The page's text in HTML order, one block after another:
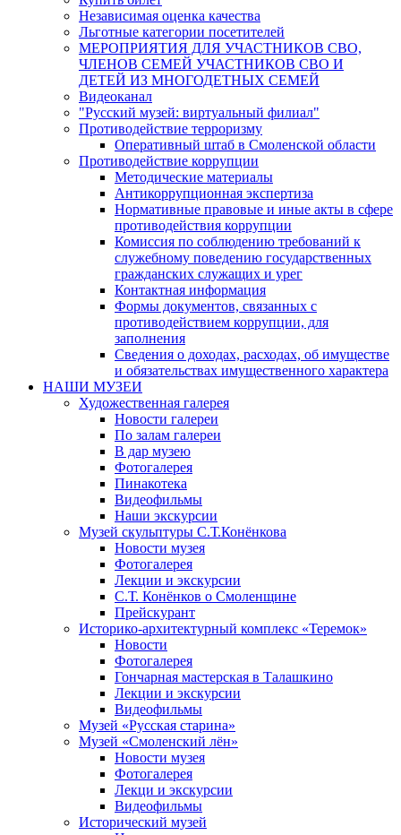
Независимая оценка качества
Льготные категории посетителей
МЕРОПРИЯТИЯ ДЛЯ УЧАСТНИКОВ СВО,
ЧЛЕНОВ СЕМЕЙ УЧАСТНИКОВ СВО И
ДЕТЕЙ ИЗ МНОГОДЕТНЫХ СЕМЕЙ
Видеоканал
"Русский музей: виртуальный филиал"
Противодействие терроризму
Оперативный штаб в Смоленской области
Противодействие коррупции
Методические материалы
Антикоррупционная экспертиза
Нормативные правовые и иные акты в сфере
противодействия коррупции
Комиссия по соблюдению требований к
служебному поведению государственных
гражданских служащих и урег
Контактная информация
Формы документов, связанных с
противодействием коррупции, для
заполнения
Сведения о доходах, расходах, об имуществе
и обязательствах имущественного характера
НАШИ МУЗЕИ
Художественная галерея
Новости галереи
По залам галереи
В дар музею
Фотогалерея
Пинакотека
Видеофильмы
Наши экскурсии
Музей скульптуры С.Т.Конёнкова
Новости музея
Фотогалерея
Лекции и экскурсии
С.Т. Конёнков о Смоленщине
Прейскурант
Историко-архитектурный комплекс «Теремок»
Новости
Фотогалерея
Гончарная мастерская в Талашкино
Лекции и экскурсии
Видеофильмы
Музей «Русская старина»
Музей «Смоленский лён»
Новости музея
Фотогалерея
Лекци и экскурсии
Видеофильмы
Исторический музей